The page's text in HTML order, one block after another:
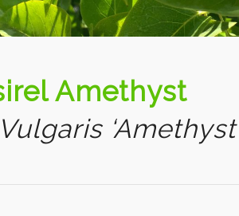
Amethyst
‘Amethyst’